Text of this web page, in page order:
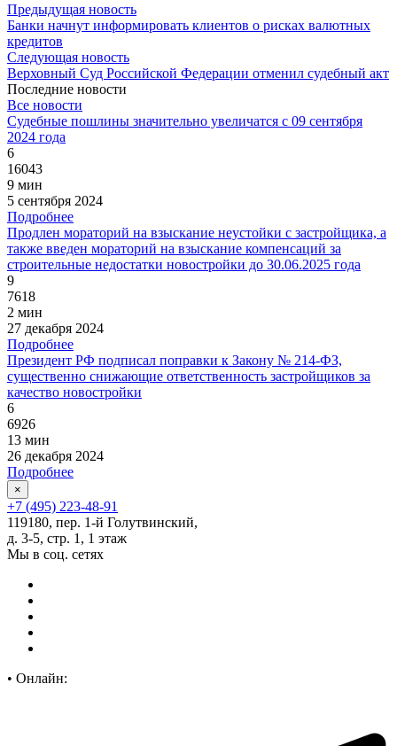
Предыдущая новость
Банки начнут информировать клиентов о рисках валютных
кредитов
Следующая новость
Верховный Суд Российской Федерации отменил судебный акт
Последние новости
Все новости
Судебные пошлины значительно увеличатся с 09 сентября
2024 года
6
16043
9 мин
5 сентября 2024
Подробнее
Продлен мораторий на взыскание неустойки с застройщика, а
также введен мораторий на взыскание компенсаций за
строительные недостатки новостройки до 30.06.2025 года
9
7618
2 мин
27 декабря 2024
Подробнее
Президент РФ подписал поправки к Закону № 214-ФЗ,
существенно снижающие ответственность застройщиков за
качество новостройки
6
6926
13 мин
26 декабря 2024
Подробнее
×
+7 (495) 223-48-91
119180, пер. 1-й Голутвинский,
д. 3-5, стр. 1, 1 этаж
Мы в соц. сетях
• Онлайн: